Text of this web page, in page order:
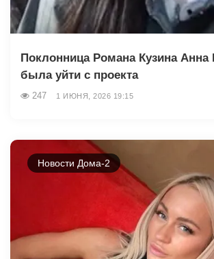
Поклонница Романа Кузина Анна
была уйти с проекта
247 1 ИЮНЯ, 2026 19:15
Новости Дома-2